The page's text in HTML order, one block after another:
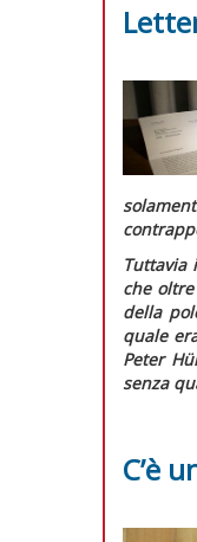
Tuttavia
che
della
quale
Peter
senza
C’è